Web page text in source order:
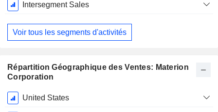
Intersegment Sales
Voir tous les segments d'activités
Répartition Géographique des Ventes: Materion
Corporation
Période
Fiscale:
United States